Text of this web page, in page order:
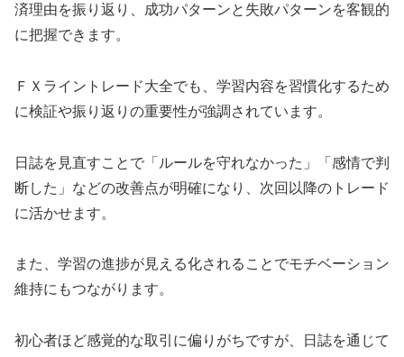
済理由を振り返り、成功パターンと失敗パターンを客観的
に把握できます。
ＦＸライントレード大全でも、学習内容を習慣化するため
に検証や振り返りの重要性が強調されています。
日誌を見直すことで「ルールを守れなかった」「感情で判
断した」などの改善点が明確になり、次回以降のトレード
に活かせます。
また、学習の進捗が見える化されることでモチベーション
維持にもつながります。
初心者ほど感覚的な取引に偏りがちですが、日誌を通じて